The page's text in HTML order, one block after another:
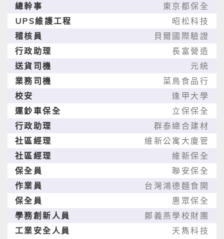
總幹事
東京都保全
UPS維護工程
昭松科技
稽核員
貝爾國際驗證
行政助理
長富營造
送貨司機
元統
業務司機
菜鳥食品行
校安
逢甲大學
運鈔車保全
立保保全
行政助理
群泰總合建材
社區經理
維新公寓大廈管
社區經理
維新保全
保全員
聯安保全
作業員
台灣鴻德麵食開
保全員
惠眾保全
學務創新人員
鄭義燕學校財團
工業安全人員
天雋科技